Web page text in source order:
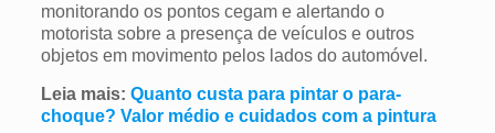
monitorando os pontos cegam e alertando o
motorista sobre a presença de veículos e outros
objetos em movimento pelos lados do automóvel.
Leia mais: Quanto custa para pintar o para-
choque? Valor médio e cuidados com a pintura